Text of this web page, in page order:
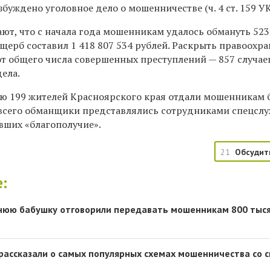
уголовное дело о мошенничестве (ч. 4 ст. 159
что с начала года мошенникам удалось обмануть
составил 1 418 807 534 рублей. Раскрыть
общего числа совершенных преступлений — 857
жителей Красноярского края отдали мошенникам
обманщики представлялись сотрудниками
«благополучие».
21
бабушку отговорили передавать мошенникам 800
о самых популярных схемах мошенничества со